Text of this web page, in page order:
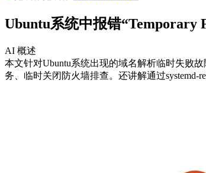
Ubuntu系统中报错“Temporary
AI 概述
本文针对Ubuntu系统出现的域名解析临时失败
务、临时关闭防火墙排查。还讲解通过systemd-